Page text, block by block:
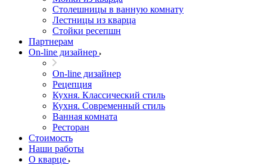
Столешницы в ванную комнату
Лестницы из кварца
Стойки ресепшн
Партнерам
On-line дизайнер
On-line дизайнер
Рецепция
Кухня. Классический стиль
Кухня. Современный стиль
Ванная комната
Ресторан
Стоимость
Наши работы
О кварце